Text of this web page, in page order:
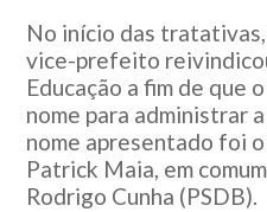
No início das
vice-prefeito
Educação a fim de que
nome para administrar
nome apresentado foi
Patrick Maia, em
Rodrigo Cunha (PSDB).